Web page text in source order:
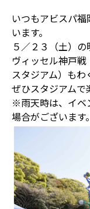
いつもアビスパ
います。
５／２３（土）
ヴィッセル神戸
スタジアム）もわ
ぜひスタジアムで
※雨天時は、イベ
場合がございます。